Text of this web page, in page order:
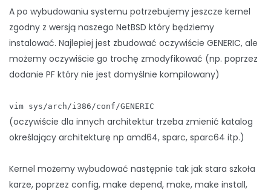
A po wybudowaniu systemu potrzebujemy jeszcze kernel
zgodny z wersją naszego NetBSD który będziemy
instalować. Najlepiej jest zbudować oczywiście GENERIC, ale
możemy oczywiście go trochę zmodyfikować (np. poprzez
dodanie PF który nie jest domyślnie kompilowany)
vim sys/arch/i386/conf/GENERIC
(oczywiście dla innych architektur trzeba zmienić katalog
określający architekturę np amd64, sparc, sparc64 itp.)
Kernel możemy wybudować następnie tak jak stara szkoła
karze, poprzez config, make depend, make, make install,